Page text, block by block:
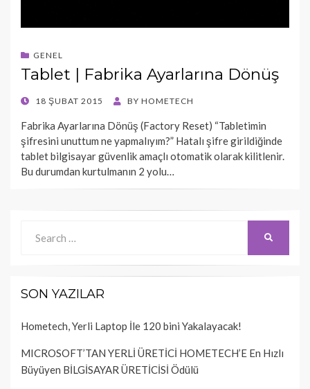
GENEL
Tablet | Fabrika Ayarlarına Dönüş
POSTED
18 ŞUBAT 2015 BY HOMETECH
Fabrika Ayarlarına Dönüş (Factory Reset) “Tabletimin
şifresini unuttum ne yapmalıyım?” Hatalı şifre girildiğinde
tablet bilgisayar güvenlik amaçlı otomatik olarak kilitlenir.
Bu durumdan kurtulmanın 2 yolu…
for:
SON YAZILAR
Hometech, Yerli Laptop İle 120 bini Yakalayacak!
MICROSOFT’TAN YERLİ ÜRETİCİ HOMETECH’E En Hızlı
Büyüyen BİLGİSAYAR ÜRETİCİSİ Ödülü